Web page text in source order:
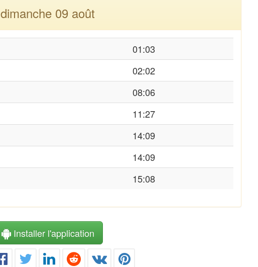
dimanche 09 août
01:03
02:02
08:06
11:27
14:09
14:09
15:08
Installer l'application